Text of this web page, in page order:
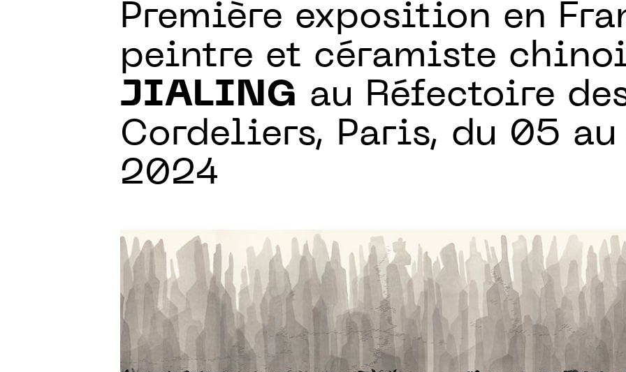
Première exposition en
peintre et céramiste
JIALING au Réfectoire
Cordeliers, Paris, du 05
2024